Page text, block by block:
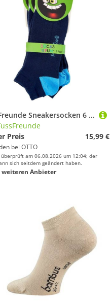
FussFreunde Sneakersocken 6 Paar Kinder Sneaker Socken, GUTE LAUNE FARBEN für Mädchen & Jungen (6 Paar) handgekettelte Naht, leuchtend-kräftige Farben
Preis
15,99 €
bei OTTO
am 06.08.2026 um 12:04; der
sich seitdem geändert haben.
weiteren Anbieter